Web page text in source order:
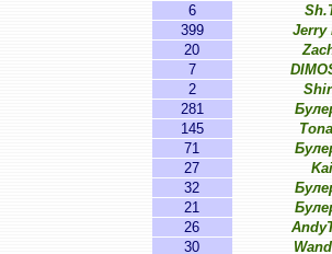
6
399 Jerry
20
7
2
281
145
71
27
32
21
26
30